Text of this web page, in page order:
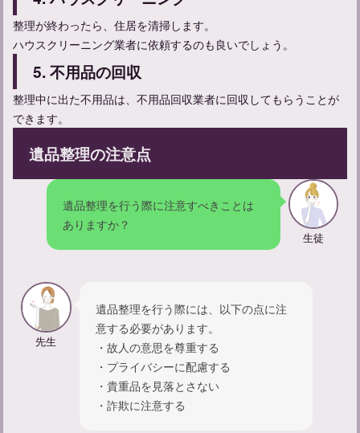
お通夜の流れと参列者として守るべきマナーについて解説
整理が終わったら、住居を清掃します。
ハウスクリーニング業者に依頼するのも良いでしょう。
5. 不用品の回収
整理中に出た不用品は、不用品回収業者に回収してもらうことが
できます。
遺品整理の注意点
遺品整理を行う際に注意すべきことは
ありますか？
生徒
先生
遺品整理を行う際には、以下の点に注
意する必要があります。
・故人の意思を尊重する
・プライバシーに配慮する
・貴重品を見落とさない
・詐欺に注意する